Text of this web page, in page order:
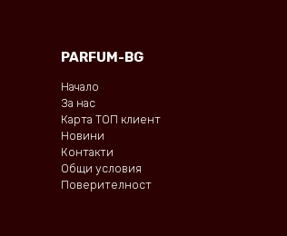
PARFUM-BG
Начало
За нас
Карта ТОП клиент
Новини
Контакти
Общи условия
Поверителност